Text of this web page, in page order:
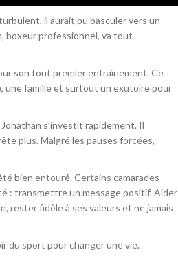
il aurait pu basculer vers un
boxeur professionnel, va tout
son tout premier entraînement. Ce
une famille et surtout un exutoire pour
s’investit rapidement. Il
plus. Malgré les pauses forcées,
bien entouré. Certains camarades
: transmettre un message positif. Aider
rester fidèle à ses valeurs et ne jamais
du sport pour changer une vie.